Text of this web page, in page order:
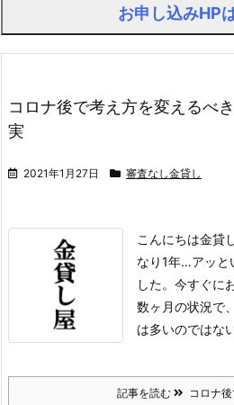
お申し込みHP
コロナ後で考え方を変えるべ
実
2021年1月27日 審査なし金貸し
こんにちは金貸
なり1年…アッと
した。 今すぐに
数ヶ月の状況で
は多いのではな
記事を読む コロナ